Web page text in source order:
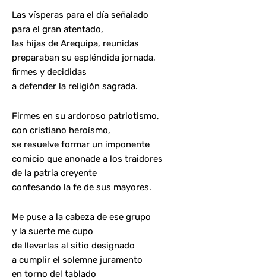
Las vísperas para el día señalado
para el gran atentado,
las hijas de Arequipa, reunidas
preparaban su espléndida jornada,
firmes y decididas
a defender la religión sagrada.
Firmes en su ardoroso patriotismo,
con cristiano heroísmo,
se resuelve formar un imponente
comicio que anonade a los traidores
de la patria creyente
confesando la fe de sus mayores.
Me puse a la cabeza de ese grupo
y la suerte me cupo
de llevarlas al sitio designado
a cumplir el solemne juramento
en torno del tablado